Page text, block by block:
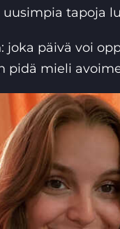
tapoja
joka päivä voi
pidä mieli